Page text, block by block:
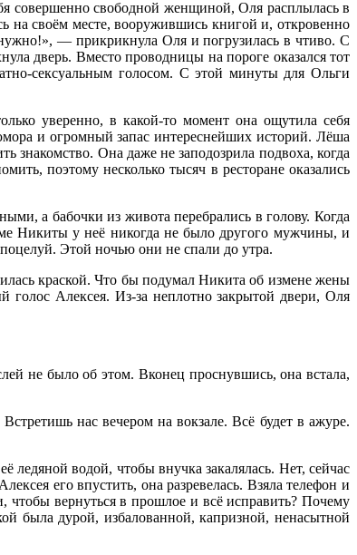
совершенно свободной женщиной, Оля расплылась в
на своём месте, вооружившись книгой и, откровенно
— прикрикнула Оля и погрузилась в чтиво. С
дверь. Вместо проводницы на пороге оказался тот
сексуальным голосом. С этой минуты для Ольги
уверенно, в какой-то момент она ощутила себя
и огромный запас интереснейших историй. Лёша
знакомство. Она даже не заподозрила подвоха, когда
поэтому несколько тысяч в ресторане оказались
а бабочки из живота перебрались в голову. Когда
Никиты у неё никогда не было другого мужчины, и
Этой ночью они не спали до утра.
краской. Что бы подумал Никита об измене жены
голос Алексея. Из-за неплотно закрытой двери, Оля
не было об этом. Вконец проснувшись, она встала,
нас вечером на вокзале. Всё будет в ажуре.
ледяной водой, чтобы внучка закалялась. Нет, сейчас
его впустить, она разревелась. Взяла телефон и
вернуться в прошлое и всё исправить? Почему
была дурой, избалованной, капризной, ненасытной